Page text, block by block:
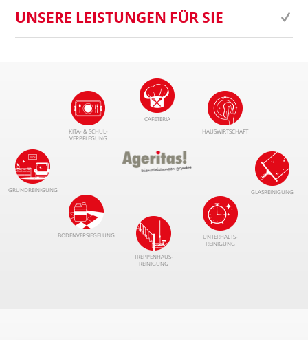
UNSERE LEISTUNGEN FÜR SIE
KITA- & SCHUL­
VERPFLEGUNG
CAFETERIA
GRUNDREINIGUNG GLASREINIGUNG
BODEN­VERSIEGELUNG
HAUSWIRTSCHAFT
TREPPENHAUS­
REINIGUNG
UNTERHALTS­
REINIGUNG